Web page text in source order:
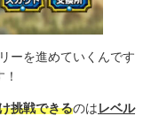
ーを進めていくんです
挑戦できるのは レベル